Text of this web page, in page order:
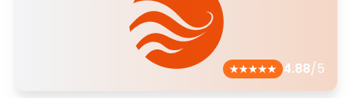
4.88/5